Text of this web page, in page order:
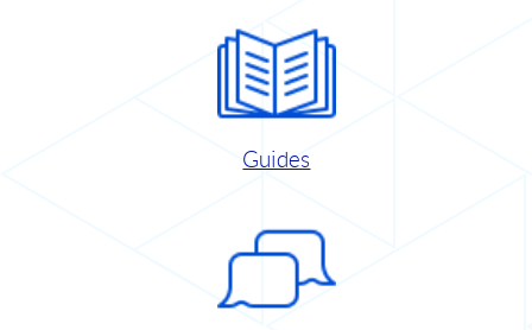
Guides